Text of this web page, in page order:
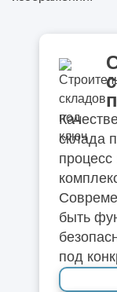
склада
быть
под